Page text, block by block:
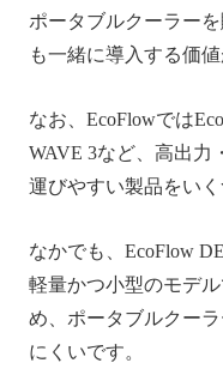
ポータブルクーラー
も一緒に導入する価
なお、EcoFlowでは
WAVE 3など、高出力
運びやすい製品をい
なかでも、EcoFlow
軽量かつ小型のモデ
め、ポータブルクー
にくいです。